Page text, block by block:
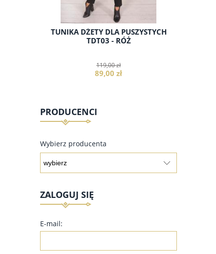
TUNIKA DŻETY DLA PUSZYSTYCH
TDT03 - RÓŻ
119,00 zł
89,00 zł
PRODUCENCI
Wybierz producenta
ZALOGUJ SIĘ
E-mail: